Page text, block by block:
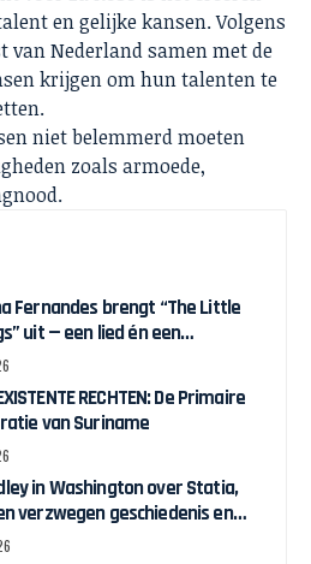
en gelijke kansen. Volgens
van Nederland samen met de
krijgen om hun talenten te
niet belemmerd moeten
zoals armoede,
Fernandes brengt “The Little
uit — een lied én een
game over weer in
RECHTEN: De Primaire
van Suriname
in Washington over Statia,
verzwegen geschiedenis en